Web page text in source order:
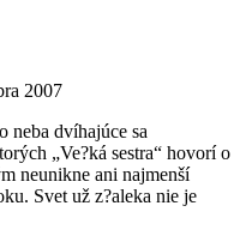
2007
neba dvíhajúce sa
„Ve?ká sestra“ hovorí o
neunikne ani najmenší
Svet už z?aleka nie je